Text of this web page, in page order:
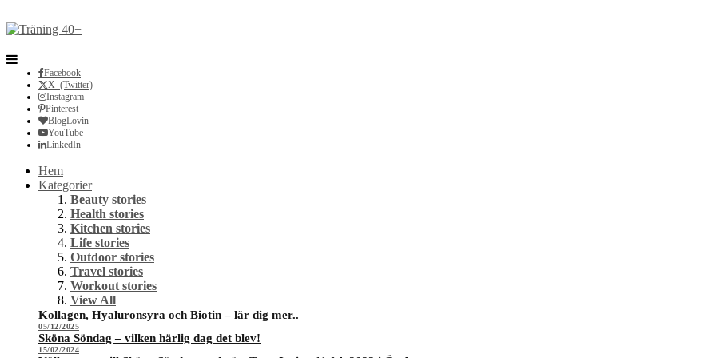
Facebook
X (Twitter)
Instagram
Pinterest
BlogLovin
YouTube
LinkedIn
Hem
Kategorier
Beauty stories
Health stories
Kitchen stories
Life stories
Outdoor stories
Travel stories
Workout stories
View All
Kollagen, Hyaluronsyra och Biotin – lär dig mer..
05/12/2025
Sköna Söndag – vilken härlig dag det blev!
15/02/2024